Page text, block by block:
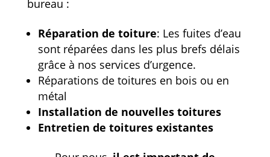
bureau :
Réparation de toiture: Les fuites d’eau
sont réparées dans les plus brefs délais
grâce à nos services d’urgence.
Réparations de toitures en bois ou en
métal
Installation de nouvelles toitures
Entretien de toitures existantes